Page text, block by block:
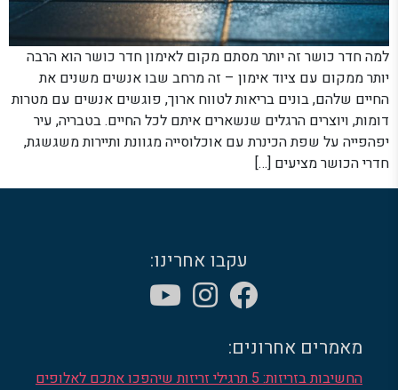
למה חדר כושר זה יותר מסתם מקום לאימון חדר כושר הוא הרבה
יותר ממקום עם ציוד אימון – זה מרחב שבו אנשים משנים את
החיים שלהם, בונים בריאות לטווח ארוך, פוגשים אנשים עם מטרות
דומות, ויוצרים הרגלים שנשארים איתם לכל החיים. בטבריה, עיר
יפהפייה על שפת הכינרת עם אוכלוסייה מגוונת ותיירות משגשגת,
חדרי הכושר מציעים […]
עקבו אחרינו:
מאמרים אחרונים:
החשיבות בזריזות: 5 תרגילי זריזות שיהפכו אתכם לאלופים